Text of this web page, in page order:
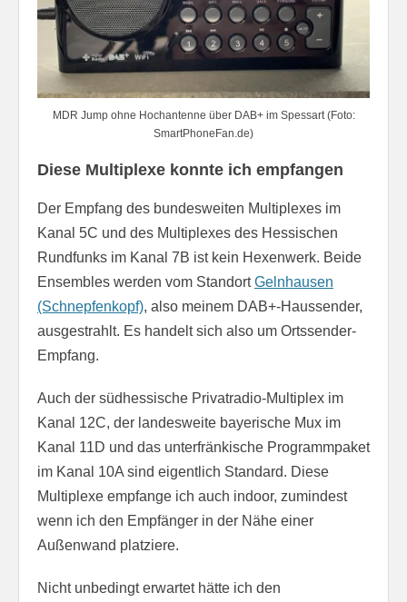
MDR Jump ohne Hochantenne über DAB+ im Spessart (Foto:
SmartPhoneFan.de)
Diese Multiplexe konnte ich empfangen
Der Empfang des bundesweiten Multiplexes im
Kanal 5C und des Multiplexes des Hessischen
Rundfunks im Kanal 7B ist kein Hexenwerk. Beide
Ensembles werden vom StandortGelnhausen
(Schnepfenkopf), also meinem DAB+-Haussender,
ausgestrahlt. Es handelt sich also um Ortssender-
Empfang.
Auch der südhessische Privatradio-Multiplex im
Kanal 12C, der landesweite bayerische Mux im
Kanal 11D und das unterfränkische Programmpaket
im Kanal 10A sind eigentlich Standard. Diese
Multiplexe empfange ich auch indoor, zumindest
wenn ich den Empfänger in der Nähe einer
Außenwand platziere.
Nicht unbedingt erwartet hätte ich den